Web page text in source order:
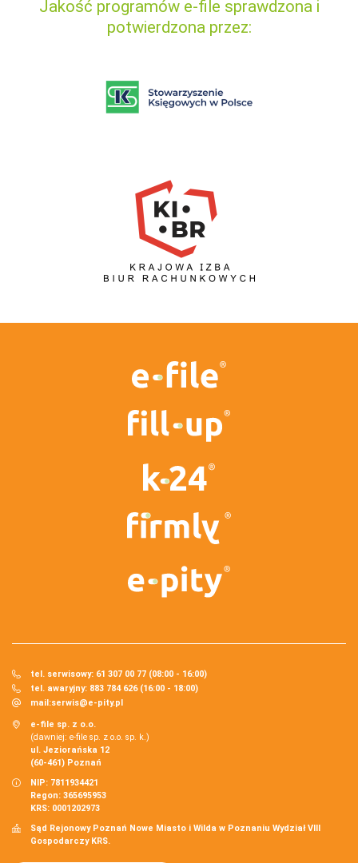
Jakość programów e-file sprawdzona i
potwierdzona przez:
tel. serwisowy: 61 307 00 77 (08:00 - 16:00)
tel. awaryjny: 883 784 626 (16:00 - 18:00)
mail:serwis@e-pity.pl
e-file sp. z o.o.
(dawniej: e-file sp. z o.o. sp. k.)
ul. Jeziorańska 12
(60-461) Poznań
NIP: 7811934421
Regon: 365695953
KRS: 0001202973
Sąd Rejonowy Poznań Nowe Miasto i Wilda w Poznaniu Wydział VIII
Gospodarczy KRS.